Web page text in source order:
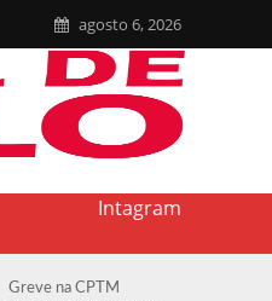
agosto 6, 2026
Intagram
Greve na CPTM